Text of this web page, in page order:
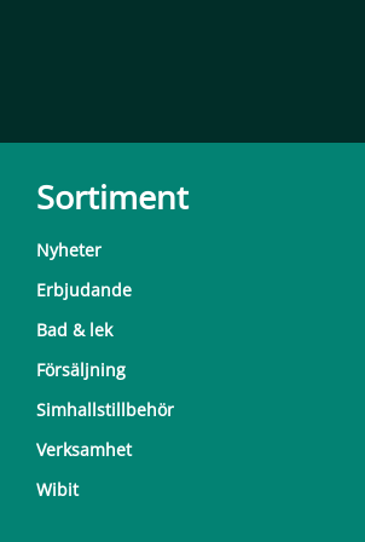
Sortiment
Nyheter
Erbjudande
Bad & lek
Försäljning
Simhallstillbehör
Verksamhet
Wibit